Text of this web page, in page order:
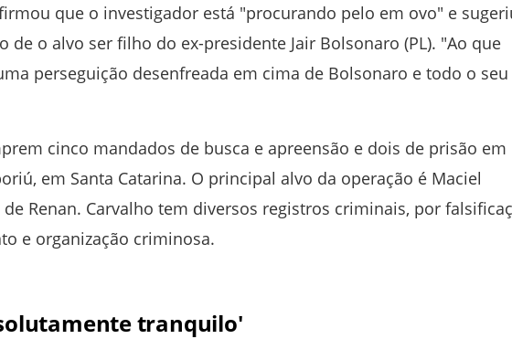
que o investigador está "procurando pelo em ovo" e
de o alvo ser filho do ex-presidente Jair Bolsonaro (PL). "Ao que
perseguição desenfreada em cima de Bolsonaro e todo o seu
cinco mandados de busca e apreensão e dois de prisão em
em Santa Catarina. O principal alvo da operação é Maciel
Renan. Carvalho tem diversos registros criminais, por
e organização criminosa.
tranquilo'